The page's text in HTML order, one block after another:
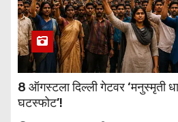
8 ऑगस्टला दिल्ली गेटवर ‘मनुस्मृती
घटस्फोट’!